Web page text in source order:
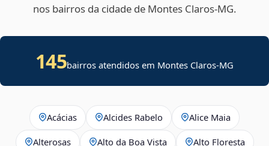
nos bairros da cidade de Montes Claros‑MG.
145bairros atendidos em Montes Claros-MG
Acácias Alcides Rabelo Alice Maia
Alterosas Alto da Boa Vista Alto Floresta